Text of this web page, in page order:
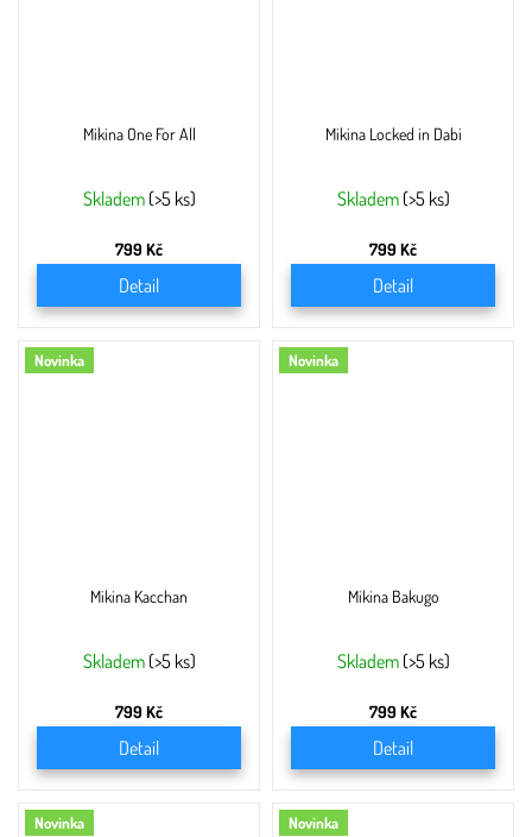
Mikina One For All
Skladem (>5 ks)
799 Kč
Detail
Mikina Locked in Dabi
Skladem (>5 ks)
799 Kč
Detail
Novinka
Mikina Kacchan
Skladem (>5 ks)
799 Kč
Detail
Novinka
Mikina Bakugo
Skladem (>5 ks)
799 Kč
Detail
Novinka Novinka